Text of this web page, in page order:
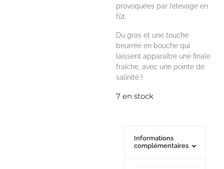
provoquées par l’élevage en
fût.
Du gras et une touche
beurrée en bouche qui
laissent apparaître une finale
fraîche, avec une pointe de
salinité !
7 en stock
Informations
complémentaires